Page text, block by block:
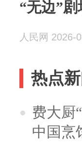
“无边”
人民网 2026-
热点
费大厨
中国烹